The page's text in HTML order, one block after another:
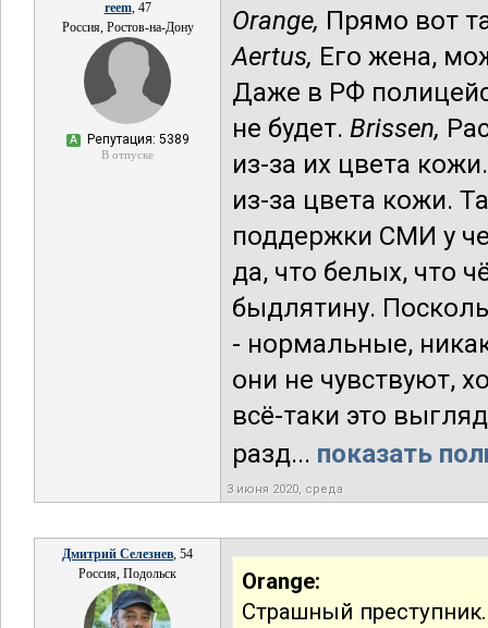
reem, 47
Россия, Ростов-на-Дону
А Репутация: 5389
В отпуске
Orange, Прямо вот
Aertus, Его жена,
Даже в РФ
не будет. Brissen,
из-за их цвета
из-за цвета кожи.
поддержки СМИ у
да, что белых, что
быдлятину.
- нормальные,
они не чувствуют,
всё-таки это
разд... показать
3 июня 2020, среда
Дмитрий Селезнев, 54
Россия, Подольск
Orange:
Страшный